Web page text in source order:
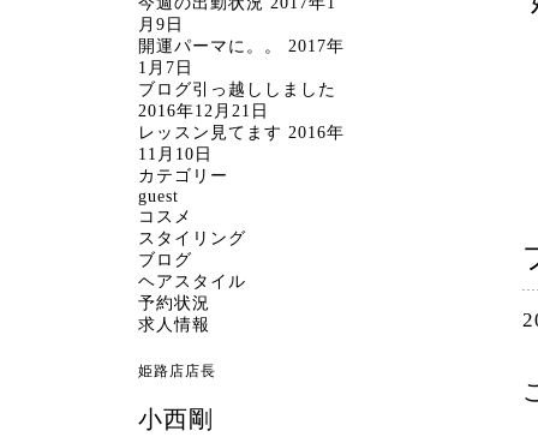
月9日
開運パーマに。。
2017年
1月7日
ブログ引っ越ししました
2016年12月21日
レッスン見てます 2016年
11月10日
カテゴリー
guest
コスメ
スタイリング
ブログ
ヘアスタイル
予約状況
求人情報
姫路店店長
小西剛